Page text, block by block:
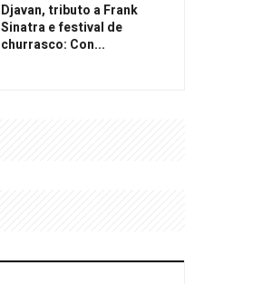
Djavan, tributo a Frank
Sinatra e festival de
churrasco: Con...